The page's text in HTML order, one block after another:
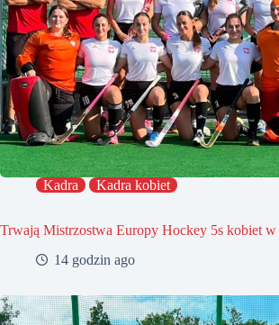
Kadra Kadra kobiet
Trwają Mistrzostwa Europy Hockey 5s kobiet w
14 godzin ago